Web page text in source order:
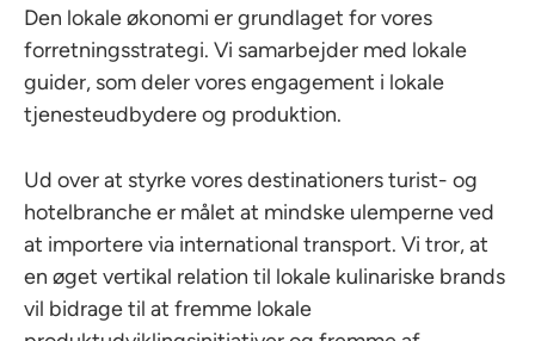
Den lokale økonomi er grundlaget for vores
forretningsstrategi. Vi samarbejder med lokale
guider, som deler vores engagement i lokale
tjenesteudbydere og produktion.
Ud over at styrke vores destinationers turist- og
hotelbranche er målet at mindske ulemperne ved
at importere via international transport. Vi tror, at
en øget vertikal relation til lokale kulinariske brands
vil bidrage til at fremme lokale